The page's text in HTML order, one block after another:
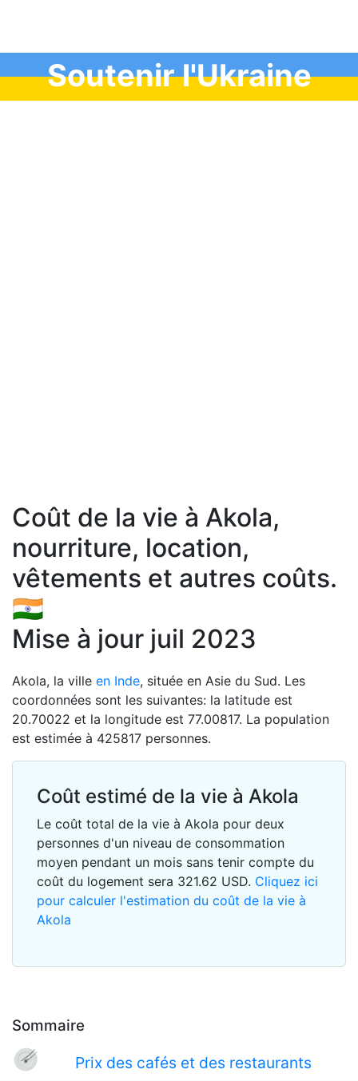
Soutenir l'Ukraine
Coût de la vie à Akola,
nourriture, location,
vêtements et autres coûts.
🇮🇳
Mise à jour juil 2023
Sommaire
Prix des cafés et des restaurants
Akola, la ville en Inde, située en Asie du Sud. Les
coordonnées sont les suivantes: la latitude est
20.70022 et la longitude est 77.00817. La population
est estimée à 425817 personnes.
Coût estimé de la vie à Akola
Le coût total de la vie à Akola pour deux
personnes d'un niveau de consommation
moyen pendant un mois sans tenir compte du
coût du logement sera 321.62 USD. Cliquez ici
pour calculer l'estimation du coût de la vie à
Akola